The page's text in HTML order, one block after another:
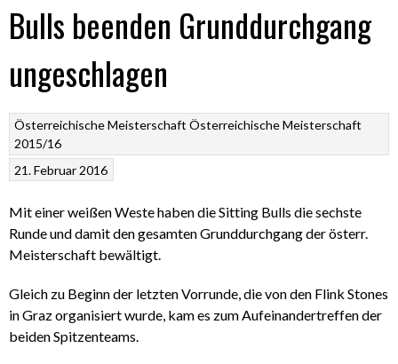
Bulls beenden Grunddurchgang
ungeschlagen
Österreichische Meisterschaft Österreichische Meisterschaft
2015/16
21. Februar 2016
Mit einer weißen Weste haben die Sitting Bulls die sechste
Runde und damit den gesamten Grunddurchgang der österr.
Meisterschaft bewältigt.
Gleich zu Beginn der letzten Vorrunde, die von den Flink Stones
in Graz organisiert wurde, kam es zum Aufeinandertreffen der
beiden Spitzenteams.